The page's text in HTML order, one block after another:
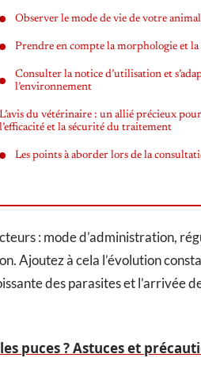
Observer le mode de vie de votre animal
Prendre en compte la morphologie et la
Consulter la notice d’utilisation et
l’environnement
L’avis du vétérinaire : un allié précieux
l’efficacité et la sécurité du traitement
Les points à aborder lors de la
: mode d’administration,
Ajoutez à cela l’évolution
des parasites et l’arrivée
puces ? Astuces et